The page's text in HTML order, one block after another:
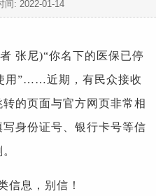
间: 2022-01-14
张尼)“你名下的医保已停
用”……近期，有民众接收
的页面与官方网页非常相
身份证号、银行卡号等信
息，别信！